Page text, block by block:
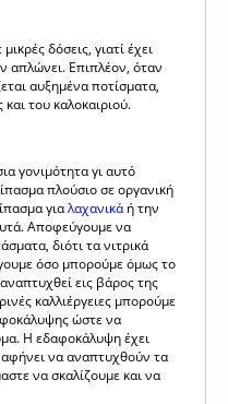
δόσεις, γιατί έχει
απλώνει. Επιπλέον, όταν
αυξημένα ποτίσματα,
του καλοκαιριού.
γονιμότητα γι αυτό
πλούσιο σε οργανική
γιαλαχανικάή την
Αποφεύγουμε να
διότι τα νιτρικά
όσο μπορούμε όμως το
εις βάρος της
καλλιέργειες μπορούμε
ώστε να
Η εδαφοκάλυψη έχει
να αναπτυχθούν τα
να σκαλίζουμε και να